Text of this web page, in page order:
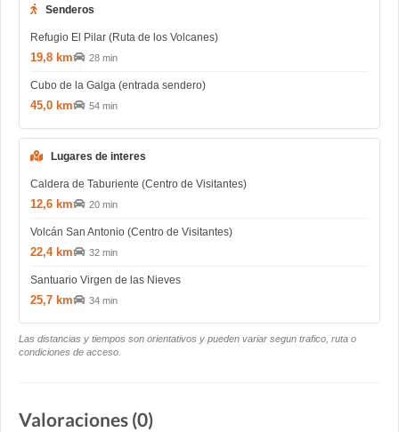
Senderos
Refugio El Pilar (Ruta de los Volcanes)
19,8 km 28 min
Cubo de la Galga (entrada sendero)
45,0 km 54 min
Lugares de interes
Caldera de Taburiente (Centro de Visitantes)
12,6 km 20 min
Volcán San Antonio (Centro de Visitantes)
22,4 km 32 min
Santuario Virgen de las Nieves
25,7 km 34 min
Las distancias y tiempos son orientativos y pueden variar segun trafico, ruta o
condiciones de acceso.
Valoraciones (0)